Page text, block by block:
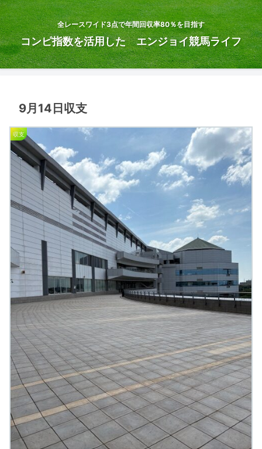
全レースワイド3点で年間回収率80％を目指す
コンピ指数を活用した エンジョイ競馬ライフ
9月14日収支
収支